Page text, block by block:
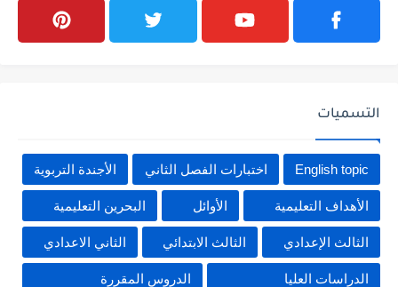
التسميات
English topic اختبارات الفصل الثاني الأجندة التربوية
الأهداف التعليمية الأوائل البحرين التعليمية
الثالث الإعدادي الثالث الابتدائي الثاني الاعدادي
الدراسات العليا الدروس المقررة